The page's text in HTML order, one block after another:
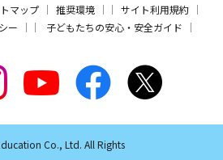
マップ 推奨環境
サイト利用規約
ー
子どもたちの安心・安全ガイド
Co., Ltd. All Rights